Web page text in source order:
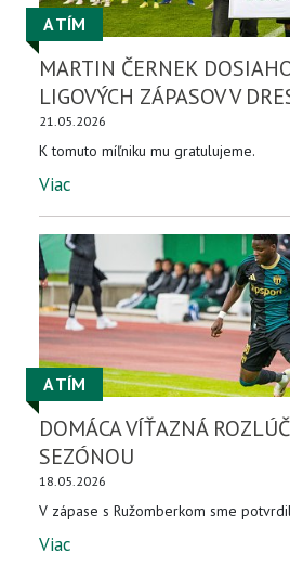
A TÍM
MARTIN ČERNEK
LIGOVÝCH ZÁPASOV V
21.05.2026
K tomuto míľniku mu gratulujeme.
Viac
A TÍM
DOMÁCA VÍŤAZNÁ
SEZÓNOU
18.05.2026
V zápase s Ružomberkom sme
Viac